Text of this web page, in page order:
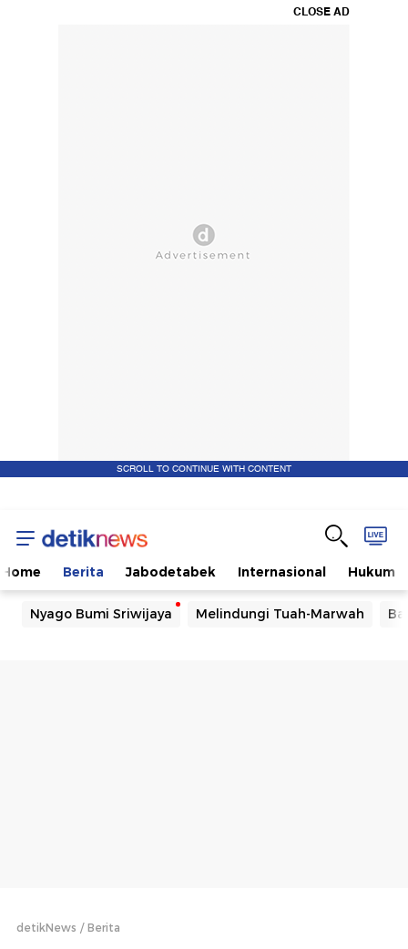
CLOSE AD
SCROLL TO CONTINUE WITH CONTENT
Home Berita Jabodetabek Internasional Hukum
Nyago Bumi Sriwijaya Melindungi Tuah-Marwah
detikNews Berita